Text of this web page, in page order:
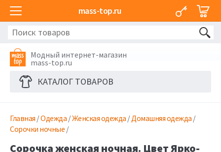
mass-top.ru
Модный интернет-магазин
mass-top.ru
КАТАЛОГ ТОВАРОВ
Главная /Одежда /Женская одежда /Домашняя одежда /
Сорочки ночные /
Сорочка женская ночная. Цвет Ярко-